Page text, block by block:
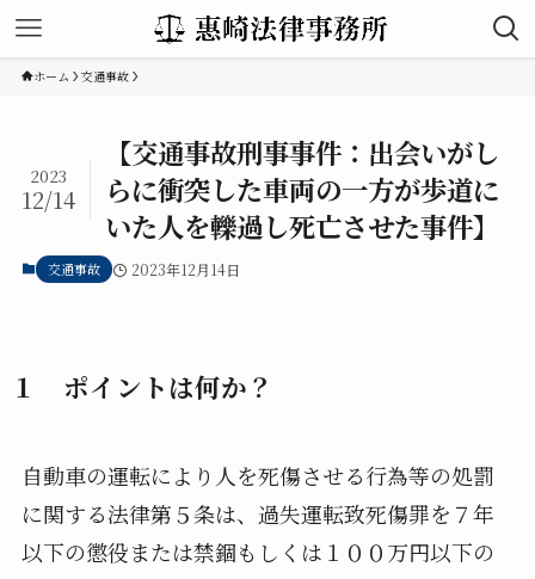
ホーム 交通事故
【交通事故刑事事件：出会いがし
らに衝突した車両の一方が歩道に
いた人を轢過し死亡させた事件】
2023
12/14
交通事故 2023年12月14日
１ ポイントは何か？
自動車の運転により人を死傷させる行為等の処罰
に関する法律第５条は、過失運転致死傷罪を７年
以下の懲役または禁錮もしくは１００万円以下の